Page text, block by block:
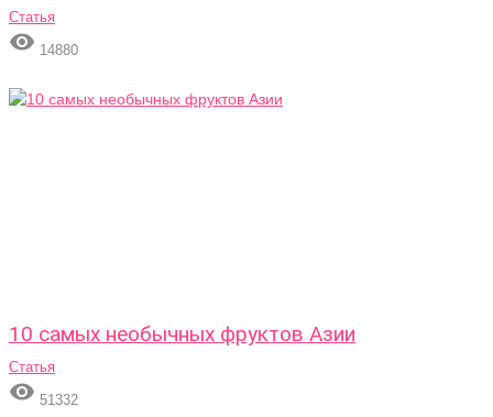
Статья
 14880
10 самых необычных фруктов Азии
Статья
 51332